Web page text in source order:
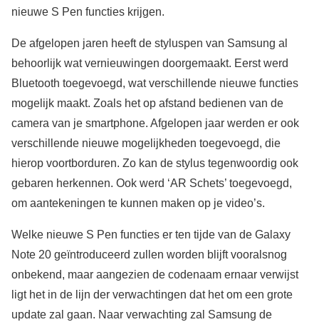
nieuwe S Pen functies krijgen.
De afgelopen jaren heeft de styluspen van Samsung al
behoorlijk wat vernieuwingen doorgemaakt. Eerst werd
Bluetooth toegevoegd, wat verschillende nieuwe functies
mogelijk maakt. Zoals het op afstand bedienen van de
camera van je smartphone. Afgelopen jaar werden er ook
verschillende nieuwe mogelijkheden toegevoegd, die
hierop voortborduren. Zo kan de stylus tegenwoordig ook
gebaren herkennen. Ook werd ‘AR Schets’ toegevoegd,
om aantekeningen te kunnen maken op je video’s.
Welke nieuwe S Pen functies er ten tijde van de Galaxy
Note 20 geïntroduceerd zullen worden blijft vooralsnog
onbekend, maar aangezien de codenaam ernaar verwijst
ligt het in de lijn der verwachtingen dat het om een grote
update zal gaan. Naar verwachting zal Samsung de